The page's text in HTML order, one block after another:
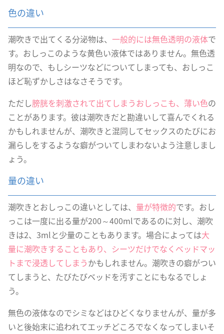
色の違い
潮吹きで出てくる分泌物は、 一般的には無色透明の液体で
す。おしっこのような黄色い液体ではありません。無色透
明なので、もしシーツなどについてしまっても、おしっこ
ほど恥ずかしさはなさそうです。
ただし膀胱を刺激されて出てしまうおしっこも、薄い色の
ことがあります。彼は潮吹きだと勘違いして喜んでくれる
かもしれませんが、潮吹きと混同してセックスのたびにお
漏らしをするような癖がついてしまわないよう注意しまし
ょう。
量の違い
潮吹きとおしっこの違いとしては、 量が特徴的です。おし
っこは一度に出る量が200～400mlであるのに対し、潮吹
きは2、3mlと少量のこともあります。場合によっては大
量に潮吹きすることもあり、シーツだけでなくベッドマッ
トまで浸透してしまうかもしれません。潮吹きの癖がつい
てしまうと、たびたびベッドを汚すことにもなるでしょ
う。
無色の液体なのでシミなどはひどくなりませんが、量が多
いと後始末に追われてエッチどころでなくなってしまいそ